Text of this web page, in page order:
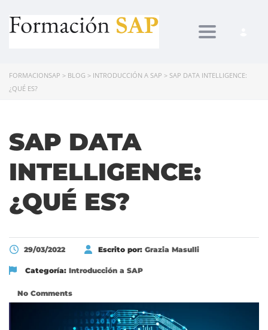
Toggle
FORMACIONSAP > BLOG > INTRODUCCIÓN A SAP > SAP DATA INTELLIGENCE:
¿QUÉ ES?
SAP DATA
INTELLIGENCE:
¿QUÉ ES?
29/03/2022 Escrito por: Grazia Masulli
Categoría: Introducción a SAP
No Comments